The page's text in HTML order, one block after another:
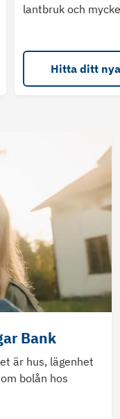
lantbruk och
Hitta ditt
Bank
är hus, lägenhet
bolån hos